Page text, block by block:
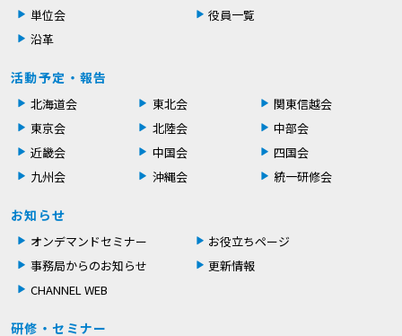
単位会
役員一覧
沿革
活動予定・報告
北海道会 東北会
関東信越会
東京会
北陸会
中部会
近畿会
中国会
四国会
九州会
沖縄会 統一研修会
お知らせ
オンデマンドセミナー
お役立ちページ
事務局からのお知らせ
更新情報
CHANNEL WEB
研修・セミナー